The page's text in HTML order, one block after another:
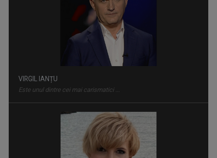
VIRGIL IANȚU
Este unul dintre cei mai carismatici ...